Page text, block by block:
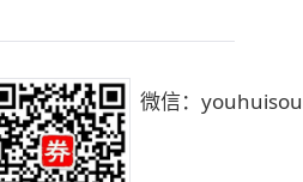
微信：youhuisou